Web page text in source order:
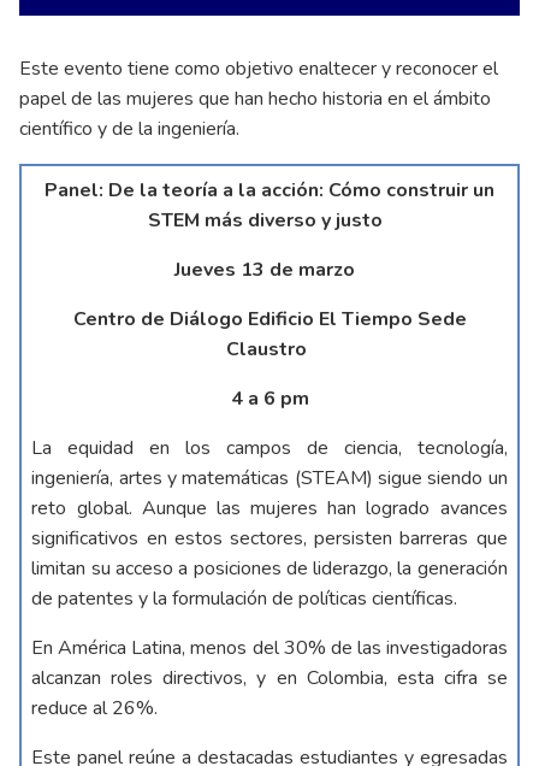
Este evento tiene como objetivo enaltecer y reconocer el
papel de las mujeres que han hecho historia en el ámbito
científico y de la ingeniería.
Panel: De la teoría a la acción: Cómo construir un
STEM más diverso y justo
Jueves 13 de marzo
Centro de Diálogo Edificio El Tiempo Sede
Claustro
4 a 6 pm
La equidad en los campos de ciencia, tecnología,
ingeniería, artes y matemáticas (STEAM) sigue siendo un
reto global. Aunque las mujeres han logrado avances
significativos en estos sectores, persisten barreras que
limitan su acceso a posiciones de liderazgo, la generación
de patentes y la formulación de políticas científicas.
En América Latina, menos del 30% de las investigadoras
alcanzan roles directivos, y en Colombia, esta cifra se
reduce al 26%.
Este panel reúne a destacadas estudiantes y egresadas